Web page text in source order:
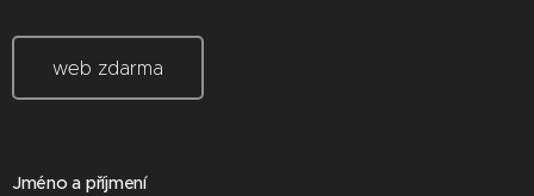
web zdarma
Jméno a příjmení